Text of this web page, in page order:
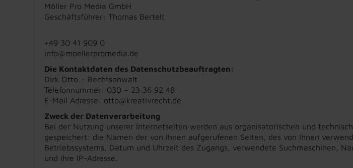
Möller Pro Media GmbH
Geschäftsführer: Thomas Bertelt
+49 30 41 909 0
info@moellerpromedia.de
Die Kontaktdaten des Datenschutzbeauftragten:
Dirk Otto – Rechtsanwalt
Telefonnummer: 030 – 23 36 92 48
E-Mail Adresse: otto@kreativrecht.de
Zweck der Datenverarbeitung
Bei der Nutzung unserer Internetseiten werden aus organisatorischen und
gespeichert: die Namen der von Ihnen aufgerufenen Seiten, des von Ihnen
Betriebssystems, Datum und Uhrzeit des Zugangs, verwendete Suchmaschinen,
und ihre IP-Adresse.